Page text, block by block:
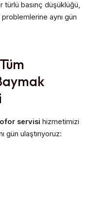
türlü basınç düşüklüğü,
aynı gün
servisi hizmetimizi
gün ulaştırıyoruz: